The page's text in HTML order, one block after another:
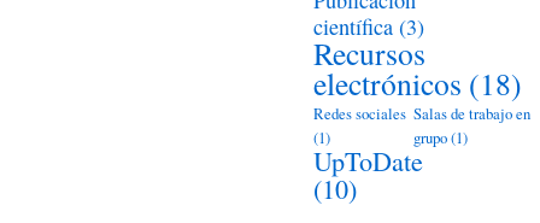
científica (3)
Recursos
electrónicos (18)
Redes sociales
(1)
Salas de trabajo en
grupo(1)
UpToDate
(10)